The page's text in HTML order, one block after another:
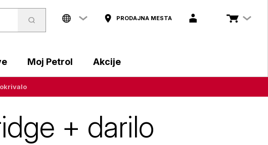
PRODAJNA MESTA
Moj Petrol Akcije
+ darilo